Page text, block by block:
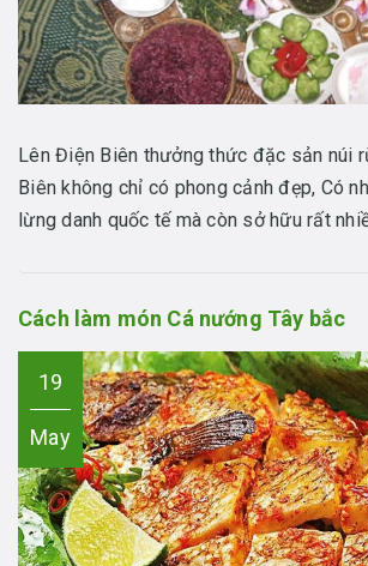
Lên Điện Biên thưởng thức đặc sản núi
Biên không chỉ có phong cảnh đẹp, Có
lừng danh quốc tế mà còn sở hữu rất
Cách làm món Cá nướng Tây bắc
19
May